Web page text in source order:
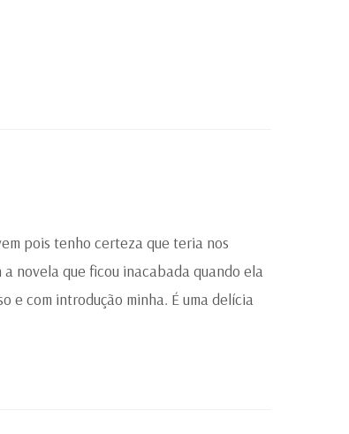
pois tenho certeza que teria nos
novela que ficou inacabada quando ela
e com introdução minha. É uma delícia